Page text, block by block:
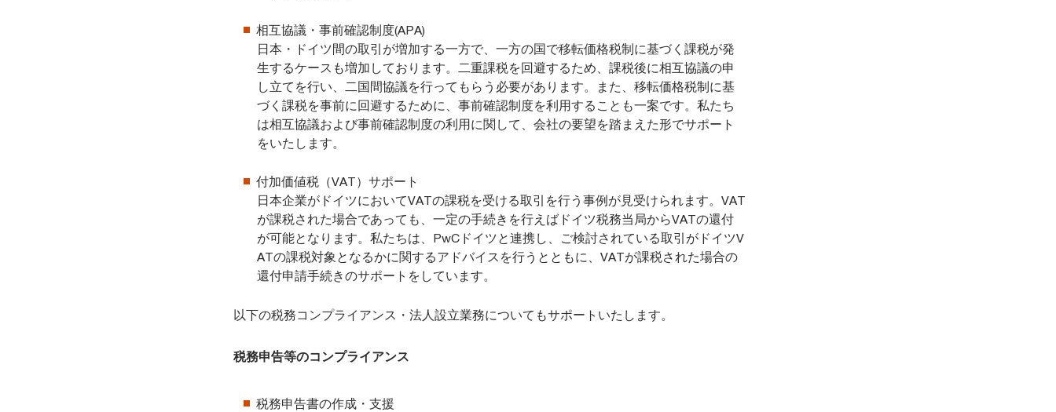
相互協議・事前確認制度(APA)
日本・ドイツ間の取引が増加する一方で、一方の国で移転価格税制に基づく課税が発
生するケースも増加しております。二重課税を回避するため、課税後に相互協議の申
し立てを行い、二国間協議を行ってもらう必要があります。また、移転価格税制に基
づく課税を事前に回避するために、事前確認制度を利用することも一案です。私たち
は相互協議および事前確認制度の利用に関して、会社の要望を踏まえた形でサポート
をいたします。
付加価値税（VAT）サポート
日本企業がドイツにおいてVATの課税を受ける取引を行う事例が見受けられます。VAT
が課税された場合であっても、一定の手続きを行えばドイツ税務当局からVATの還付
が可能となります。私たちは、PwCドイツと連携し、ご検討されている取引がドイツV
ATの課税対象となるかに関するアドバイスを行うとともに、VATが課税された場合の
還付申請手続きのサポートをしています。
以下の税務コンプライアンス・法人設立業務についてもサポートいたします。
税務申告等のコンプライアンス
税務申告書の作成・支援